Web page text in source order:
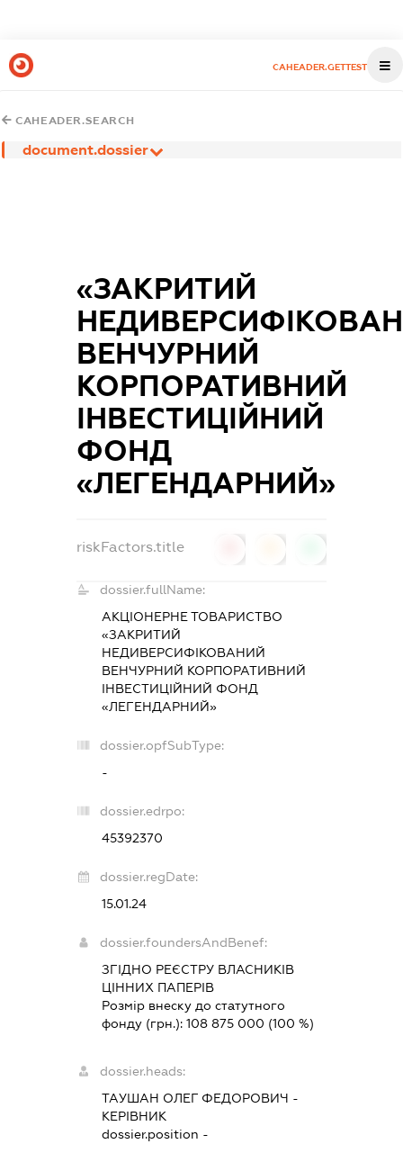
CAHEADER.GETTEST
CAHEADER.SEARCH
document.dossier
«ЗАКРИТИЙ
ВЕНЧУРНИЙ
КОРПОРАТИВНИЙ
ІНВЕСТИЦІЙНИЙ
ФОНД
«ЛЕГЕНДАРНИЙ»
riskFactors.title
dossier.fullName:
АКЦІОНЕРНЕ ТОВАРИСТВО
«ЗАКРИТИЙ
НЕДИВЕРСИФІКОВАНИЙ
ВЕНЧУРНИЙ КОРПОРАТИВНИЙ
ІНВЕСТИЦІЙНИЙ ФОНД
«ЛЕГЕНДАРНИЙ»
dossier.opfSubType:
-
dossier.edrpo:
45392370
dossier.regDate:
15.01.24
dossier.foundersAndBenef:
ЗГІДНО РЕЄСТРУ ВЛАСНИКІВ
ЦІННИХ ПАПЕРІВ
Розмір внеску до статутного
фонду (грн.):108 875 000 (100 %)
dossier.heads:
ТАУШАН ОЛЕГ ФЕДОРОВИЧ -
КЕРІВНИК
dossier.position -